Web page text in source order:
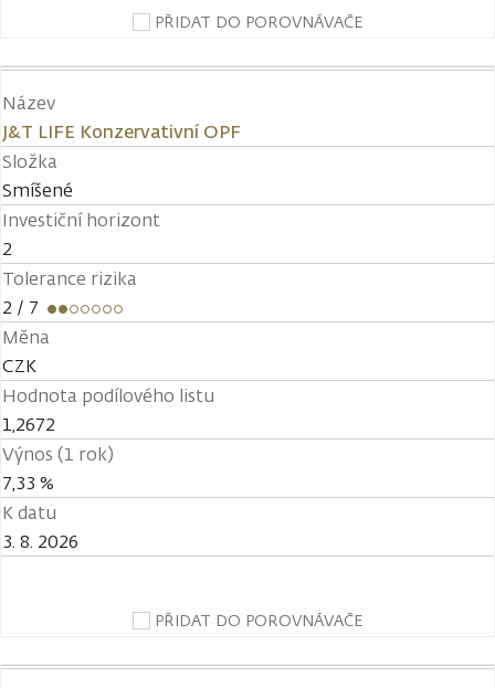
PŘIDAT DO POROVNÁVAČE
Název
J&T LIFE Konzervativní OPF
Složka
Smíšené
Investiční horizont
2
Tolerance rizika
2 / 7
Měna
CZK
Hodnota podílového listu
1,2672
Výnos (1 rok)
7,33 %
K datu
3. 8. 2026
PŘIDAT DO POROVNÁVAČE